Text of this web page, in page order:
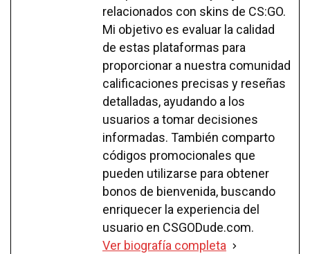
relacionados con skins de CS:GO.
Mi objetivo es evaluar la calidad
de estas plataformas para
proporcionar a nuestra comunidad
calificaciones precisas y reseñas
detalladas, ayudando a los
usuarios a tomar decisiones
informadas. También comparto
códigos promocionales que
pueden utilizarse para obtener
bonos de bienvenida, buscando
enriquecer la experiencia del
usuario en CSGODude.com.
Ver biografía completa